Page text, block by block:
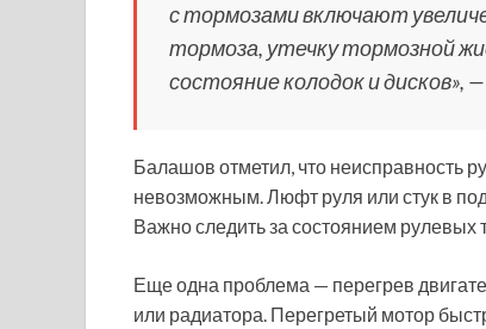
с тормозами включают
тормоза, утечку тормозной
состояние колодок и дисков»,
Балашов отметил, что неисправность
невозможным. Люфт руля или стук в
Важно следить за состоянием рулевых
Еще одна проблема — перегрев
или радиатора. Перегретый мотор